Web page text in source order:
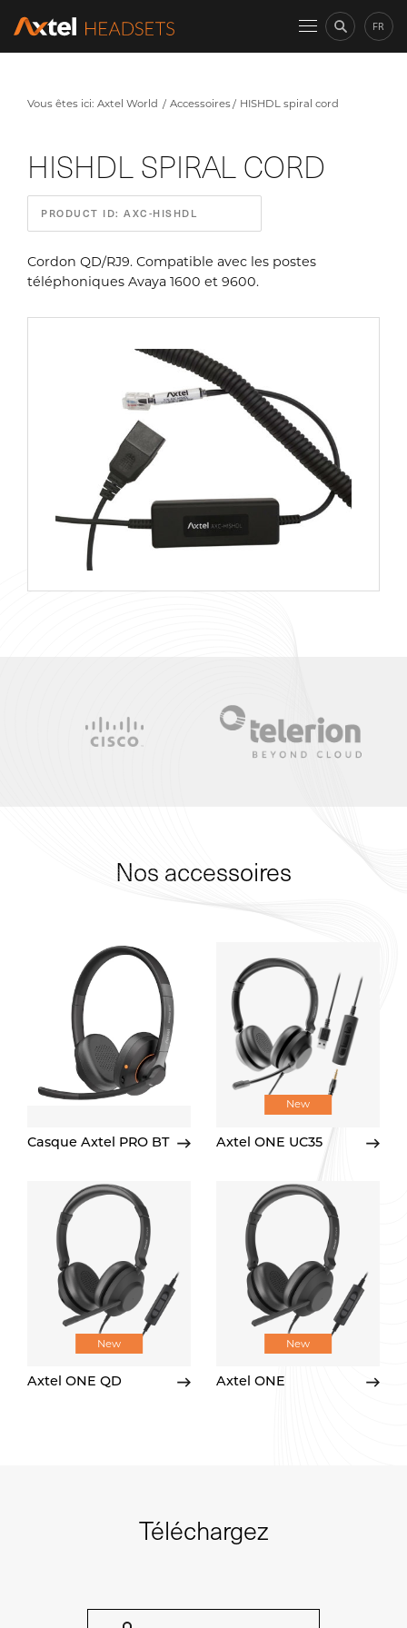
FR
Vous êtes ici: Axtel World Accessoires HISHDL spiral cord
HISHDL SPIRAL CORD
PRODUCT ID: AXC-HISHDL
Cordon QD/RJ9. Compatible avec les postes
téléphoniques Avaya 1600 et 9600.
Nos accessoires
Casque Axtel PRO BT
New
Axtel ONE UC35
New
Axtel ONE QD
New
Axtel ONE
Téléchargez